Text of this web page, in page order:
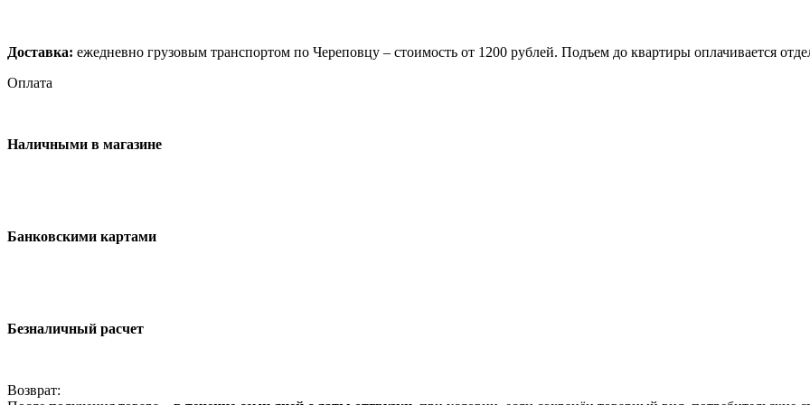
Доставка: ежедневно грузовым транспортом по Череповцу – стоимость от 1200 рублей. Подъем до квартиры оплачивается
Оплата
Наличными в магазине
Банковскими картами
Безналичный расчет
Возврат: